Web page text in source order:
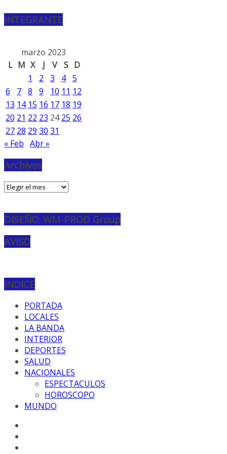
INTEGRANTE
marzo 2023
L M X J V S D
1
2 3 4 5
6
7 8 9 10 11 12
13 14 15 16 17 18 19
20 21 22 23 24 25 26
27 28 29 30 31
« Feb Abr »
Archivos
Archivos
DISEÑO: WM-PROD Group
AVISO
INDICE
PORTADA
LOCALES
LA BANDA
INTERIOR
DEPORTES
SALUD
NACIONALES
ESPECTACULOS
HOROSCOPO
MUNDO